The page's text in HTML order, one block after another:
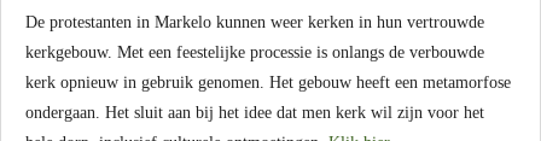
De protestanten in Markelo kunnen weer kerken in hun vertrouwde
kerkgebouw. Met een feestelijke processie is onlangs de verbouwde
kerk opnieuw in gebruik genomen. Het gebouw heeft een metamorfose
ondergaan. Het sluit aan bij het idee dat men kerk wil zijn voor het